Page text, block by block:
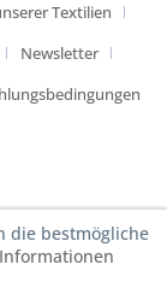
Textilien
Newsletter
die bestmögliche